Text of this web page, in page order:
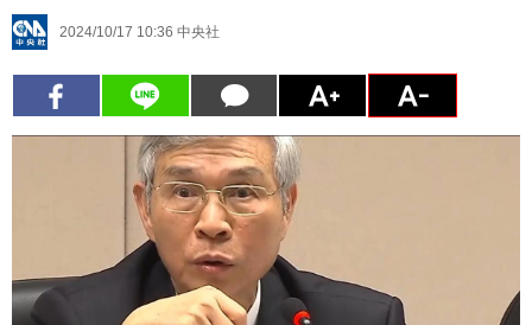
2024/10/17 10:36 中央社